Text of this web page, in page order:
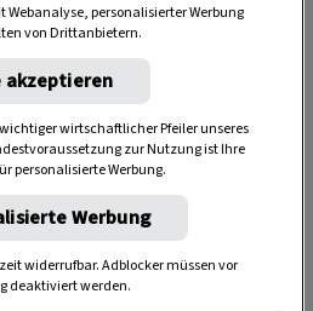
Anzeige
Webanalyse, personalisierter Werbung
von Drittanbietern.
akzeptieren
wirtschaftlicher Pfeiler unseres
zur Nutzung ist Ihre
personalisierte Werbung.
Werbung
widerrufbar. Adblocker müssen vor
deaktiviert werden.